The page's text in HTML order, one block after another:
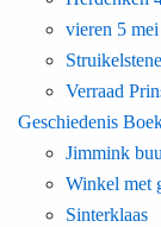
vieren 5 mei
Verraad
Geschiedenis
Jimmink
Winkel met
Sinterklaas